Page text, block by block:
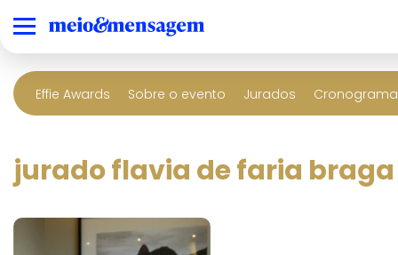
Effie Awards Sobre o evento Jurados
jurado flavia de faria braga